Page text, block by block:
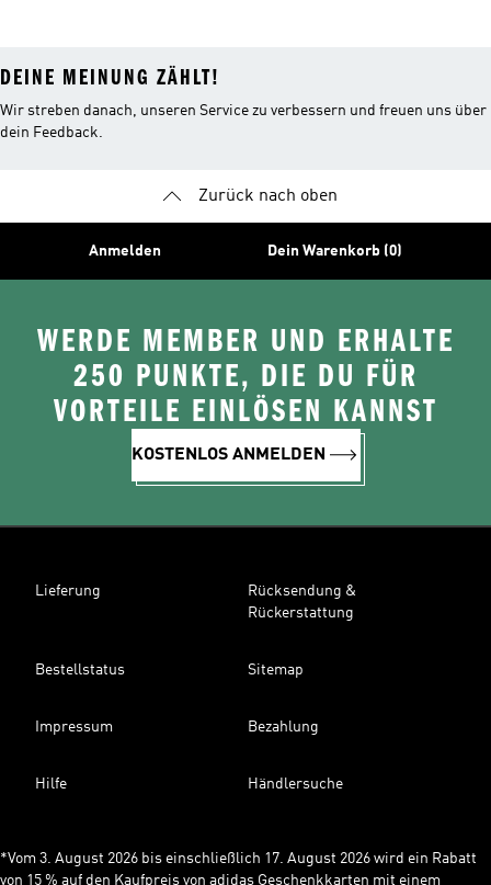
DEINE MEINUNG ZÄHLT!
Wir streben danach, unseren Service zu verbessern und freuen uns über
dein Feedback.
Zurück nach oben
Anmelden Dein Warenkorb (0)
WERDE MEMBER UND ERHALTE
250 PUNKTE, DIE DU FÜR
VORTEILE EINLÖSEN KANNST
KOSTENLOS ANMELDEN
Lieferung
Rücksendung &
Rückerstattung
Bestellstatus Sitemap
Impressum Bezahlung
Hilfe Händlersuche
*Vom 3. August 2026 bis einschließlich 17. August 2026 wird ein Rabatt
von 15 % auf den Kaufpreis von adidas Geschenkkarten mit einem